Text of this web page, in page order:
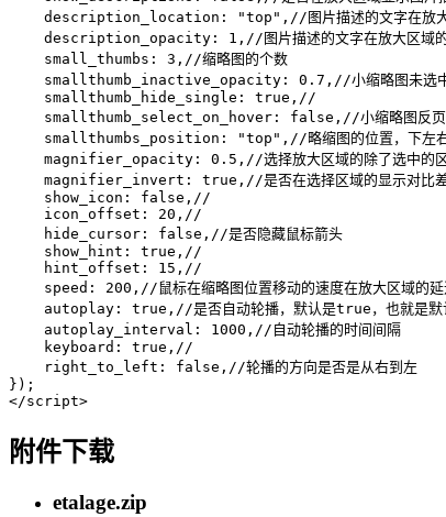
description_location: "top",//图片描述的文字在放大
description_opacity: 1,//图片描述的文字在放大区域
    small_thumbs: 3,//缩略图的个数
smallthumb_inactive_opacity: 0.7,//小缩略图未选
    smallthumb_hide_single: true,//
smallthumb_select_on_hover: false,//小缩略图反页效
smallthumbs_position: "top",//略缩图的位置，下左
magnifier_opacity: 0.5,//选择放大区域的除了选中的
magnifier_invert: true,//是否在选择区域的显示对比
    show_icon: false,//
    icon_offset: 20,//
    hide_cursor: false,//是否隐藏鼠标箭头
    show_hint: true,//
    hint_offset: 15,//
speed: 200,//鼠标在缩略图位置移动的速度在放大区域的延
autoplay: true,//是否自动轮播，默认是true，也就是默
    autoplay_interval: 1000,//自动轮播的时间间隔
    keyboard: true,//
    right_to_left: false,//轮播的方向是否是从右到左
});
</script>
附件下载
etalage.zip